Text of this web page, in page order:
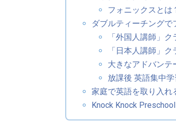
フォニックスとは
ダブルティーチング
「外国人講師」
「日本人講師」
大きなアドバンテ
放課後 英語集中
家庭で英語を取り入れ
Knock Knock